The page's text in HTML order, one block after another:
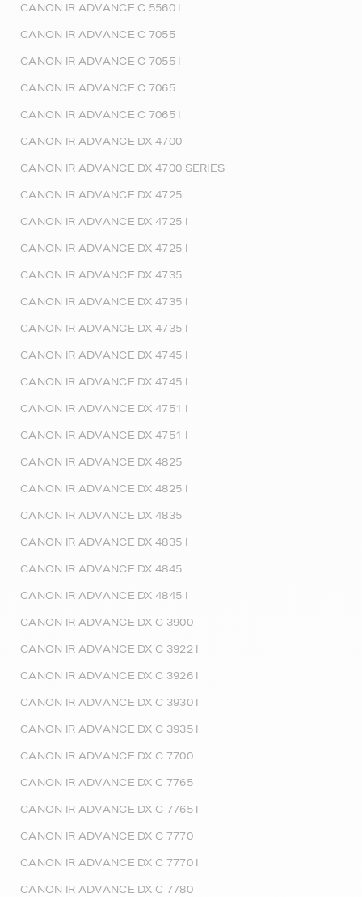
CANON IR ADVANCE C 5560 I
CANON IR ADVANCE C 7055
CANON IR ADVANCE C 7055 I
CANON IR ADVANCE C 7065
CANON IR ADVANCE C 7065 I
CANON IR ADVANCE DX 4700
CANON IR ADVANCE DX 4700 SERIES
CANON IR ADVANCE DX 4725
CANON IR ADVANCE DX 4725 I
CANON IR ADVANCE DX 4725 I
CANON IR ADVANCE DX 4735
CANON IR ADVANCE DX 4735 I
CANON IR ADVANCE DX 4735 I
CANON IR ADVANCE DX 4745 I
CANON IR ADVANCE DX 4745 I
CANON IR ADVANCE DX 4751 I
CANON IR ADVANCE DX 4751 I
CANON IR ADVANCE DX 4825
CANON IR ADVANCE DX 4825 I
CANON IR ADVANCE DX 4835
CANON IR ADVANCE DX 4835 I
CANON IR ADVANCE DX 4845
CANON IR ADVANCE DX 4845 I
CANON IR ADVANCE DX C 3900
CANON IR ADVANCE DX C 3922 I
CANON IR ADVANCE DX C 3926 I
CANON IR ADVANCE DX C 3930 I
CANON IR ADVANCE DX C 3935 I
CANON IR ADVANCE DX C 7700
CANON IR ADVANCE DX C 7765
CANON IR ADVANCE DX C 7765 I
CANON IR ADVANCE DX C 7770
CANON IR ADVANCE DX C 7770 I
CANON IR ADVANCE DX C 7780